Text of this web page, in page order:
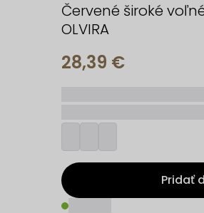
Červené široké
OLVIRA
28,39 €
Pridať
_____